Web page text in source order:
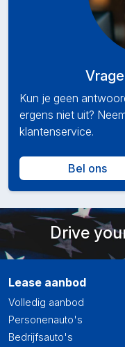
Kun je geen
ergens niet uit?
klantenservice.
Bel ons
Drive
Lease aanbod
Volledig aanbod
Personenauto's
Bedrijfsauto's